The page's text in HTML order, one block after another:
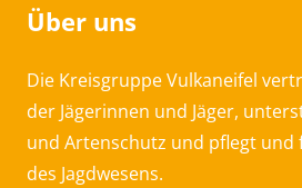
Über uns
Die Kreisgruppe Vulkaneifel
der Jägerinnen und Jäger,
und Artenschutz und pflegt und
des Jagdwesens.